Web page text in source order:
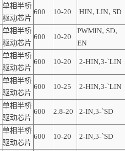
单相半桥
驱动芯片
600 10-20 HIN, LIN, SD
单相半桥
驱动芯片
600 10-20
PWMIN, SD,
EN
单相半桥
驱动芯片
600 10-20 2-HIN,3-`LIN
单相半桥
驱动芯片
600 10-25 2-HIN,3-`LIN
单相半桥
驱动芯片
600 2.8-20 2-IN,3-`SD
单相半桥
驱动芯片
600 10-20 2-IN,3-`SD